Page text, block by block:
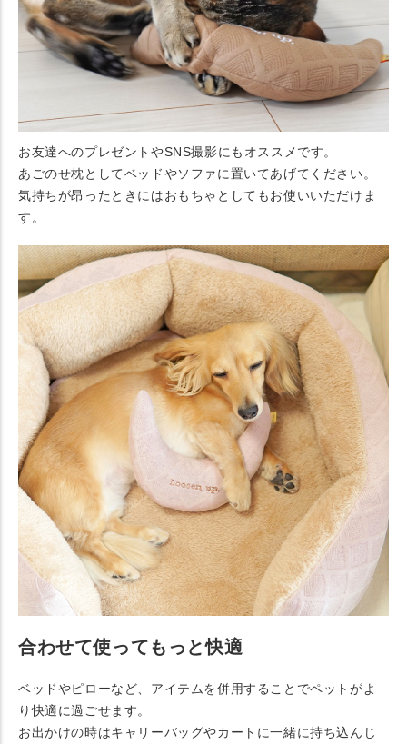
お友達へのプレゼントやSNS撮影にもオススメです。
あごのせ枕としてベッドやソファに置いてあげてください。
気持ちが昂ったときにはおもちゃとしてもお使いいただけま
す。
合わせて使ってもっと快適
ベッドやピローなど、アイテムを併用することでペットがよ
り快適に過ごせます。
お出かけの時はキャリーバッグやカートに一緒に持ち込んじ